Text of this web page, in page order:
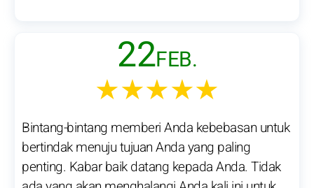
22FEB.
★★★★★
Bintang-bintang memberi Anda kebebasan untuk
bertindak menuju tujuan Anda yang paling
penting. Kabar baik datang kepada Anda. Tidak